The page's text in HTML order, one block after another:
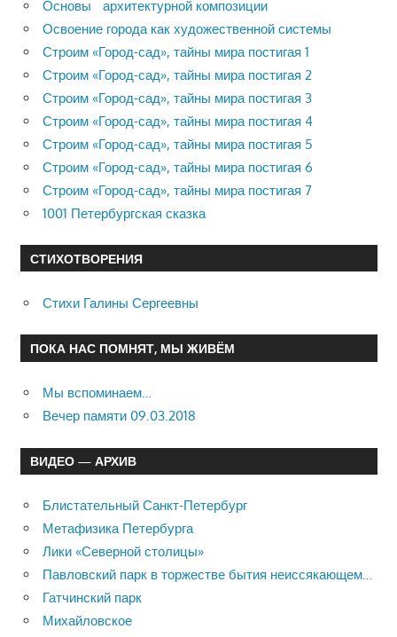
Основы архитектурной композиции
Освоение города как художественной системы
Строим «Город-сад», тайны мира постигая 1
Строим «Город-сад», тайны мира постигая 2
Строим «Город-сад», тайны мира постигая 3
Строим «Город-сад», тайны мира постигая 4
Строим «Город-сад», тайны мира постигая 5
Строим «Город-сад», тайны мира постигая 6
Строим «Город-сад», тайны мира постигая 7
1001 Петербургская сказка
СТИХОТВОРЕНИЯ
Стихи Галины Сергеевны
ПОКА НАС ПОМНЯТ, МЫ ЖИВЁМ
Мы вспоминаем…
Вечер памяти 09.03.2018
ВИДЕО — АРХИВ
Блистательный Санкт-Петербург
Метафизика Петербурга
Лики «Северной столицы»
Павловский парк в торжестве бытия неиссякающем…
Гатчинский парк
Михайловское